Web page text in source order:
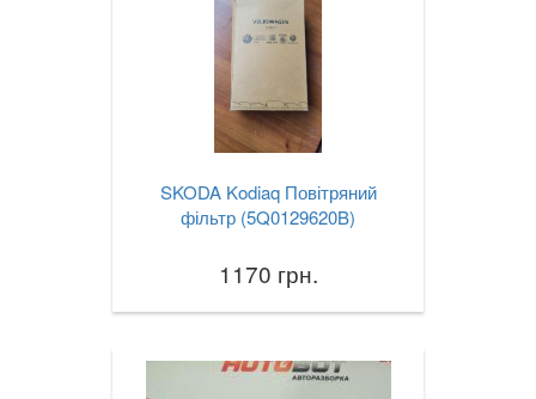
SKODA Kodiaq Повітряний
фільтр (5Q0129620B)
1170 грн.